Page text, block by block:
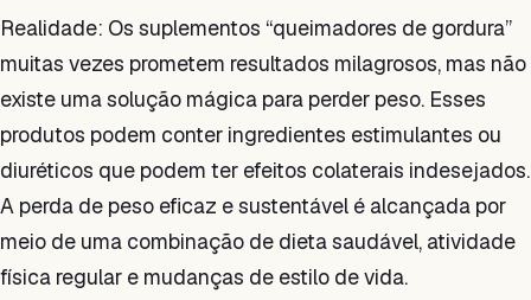
Realidade: Os suplementos “queimadores de gordura”
muitas vezes prometem resultados milagrosos, mas não
existe uma solução mágica para perder peso. Esses
produtos podem conter ingredientes estimulantes ou
diuréticos que podem ter efeitos colaterais indesejados.
A perda de peso eficaz e sustentável é alcançada por
meio de uma combinação de dieta saudável, atividade
física regular e mudanças de estilo de vida.